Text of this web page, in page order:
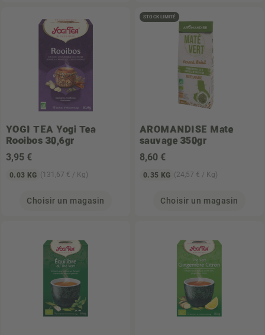
YOGI TEA Yogi Tea
Rooibos 30,6gr
3,95 €
0.03 KG (131,67 € / Kg)
Choisir un magasin
STOCK LIMITÉ
AROMANDISE Mate
sauvage 350gr
8,60 €
0.35 KG (24,57 € / Kg)
Choisir un magasin